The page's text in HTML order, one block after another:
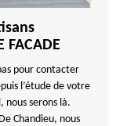
FACADE
pour contacter
l’étude de votre
nous serons là.
Chandieu, nous